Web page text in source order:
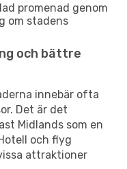
promenad genom
om stadens
och bättre
innebär ofta
Det är det
Midlands som en
och flyg
attraktioner